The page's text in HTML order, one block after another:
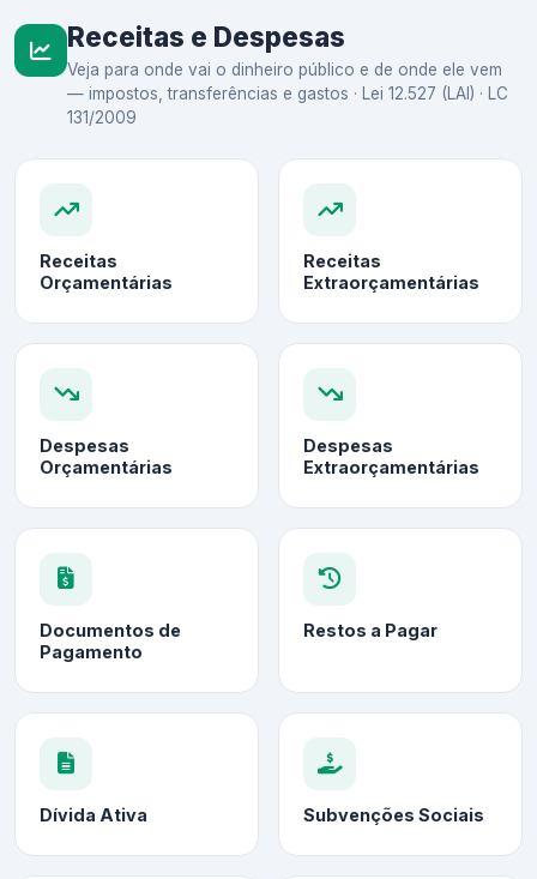
Receitas e Despesas
Veja para onde vai o dinheiro público e de onde ele vem
— impostos, transferências e gastos · Lei 12.527 (LAI) · LC
131/2009
Receitas
Orçamentárias
Receitas
Extraorçamentárias
Despesas
Orçamentárias
Despesas
Extraorçamentárias
Documentos de
Pagamento
Restos a Pagar
Dívida Ativa Subvenções Sociais